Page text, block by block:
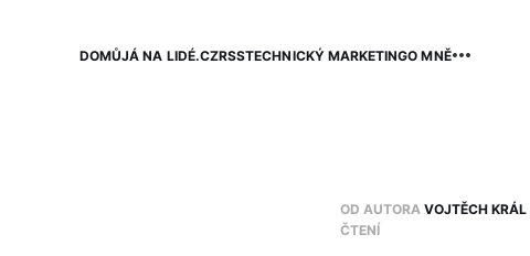
DOMŮJÁ NA LIDÉ.CZRSSTECHNICKÝ MARKETINGO MNĚ
OD AUTORA VOJTĚCH KRÁL
ČTENÍ